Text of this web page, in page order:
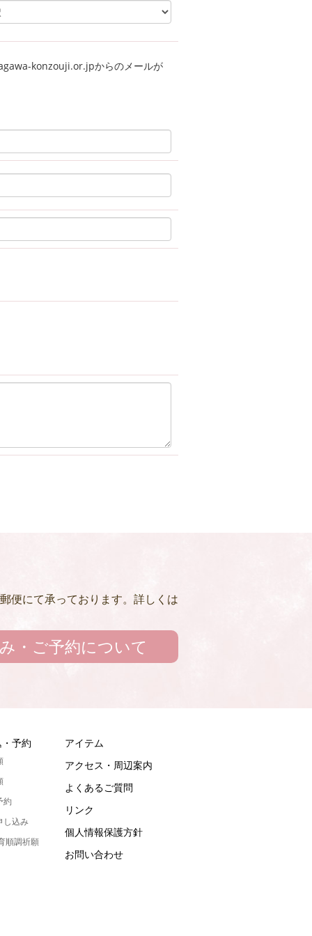
konzouji.or.jpからのメールが
便にて承っております。詳しくは
・ご予約について
予約
約
し込み
順調祈願
アイテム
アクセス・周辺案内
よくあるご質問
リンク
個人情報保護方針
お問い合わせ